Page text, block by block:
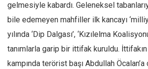
Amina S. Jenenkovic
Bağdagül Öz
» Yazar arşivi
gelmesiyle kabardı. Geleneksel
bile edemeyen mahfiller ilk kancayı
yılında ‘Dip Dalgası’, ‘Kızılelma
tanımlarla garip bir ittifak kuruldu.
kampında terörist başı Abdullah